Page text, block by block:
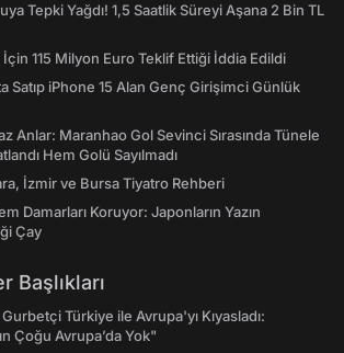
Tepki Yağdı! 1,5 Saatlik Süreyi Aşana 2 Bin TL
İçin 115 Milyon Euro Teklif Ettiği İddia Edildi
Satıp iPhone 15 Alan Genç Girişimci Günlük
Anlar: Maranhao Gol Sevinci Sırasında Tünele
Hem Golü Sayılmadı
İzmir ve Bursa Tiyatro Rehberi
Damarları Koruyor: Japonların Yazın
Çay
Başlıkları
Türkiye ile Avrupa'yı Kıyasladı:
Çoğu Avrupa’da Yok"